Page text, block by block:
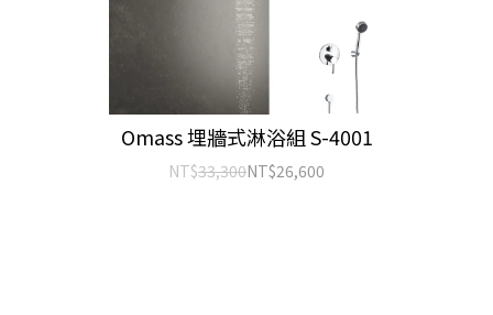
Omass 埋牆式淋浴組 S-4001
NT$33,300NT$26,600